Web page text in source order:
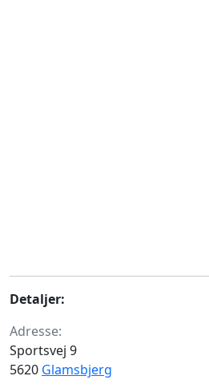
Detaljer:
Adresse:
Sportsvej 9
5620 Glamsbjerg